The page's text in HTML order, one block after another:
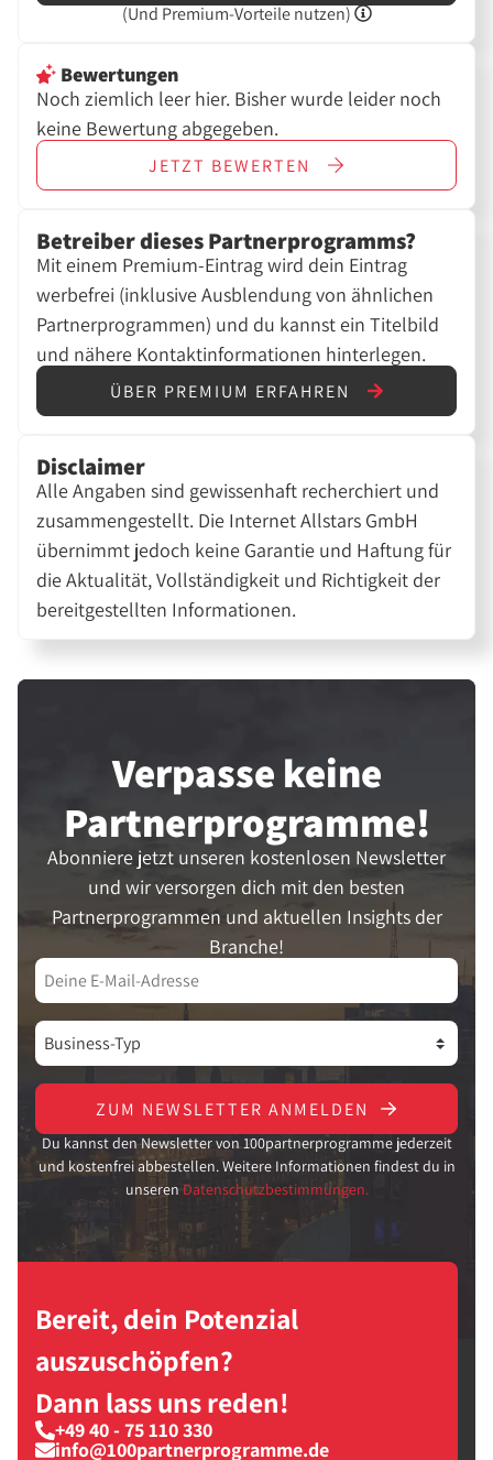
(Und Premium-Vorteile nutzen)
Bewertungen
Noch ziemlich leer hier. Bisher wurde leider noch
keine Bewertung abgegeben.
JETZT BEWERTEN
Betreiber dieses Partnerprogramms?
Mit einem Premium-Eintrag wird dein Eintrag
werbefrei (inklusive Ausblendung von ähnlichen
Partnerprogrammen) und du kannst ein Titelbild
und nähere Kontaktinformationen hinterlegen.
ÜBER PREMIUM ERFAHREN
Disclaimer
Alle Angaben sind gewissenhaft recherchiert und
zusammengestellt. Die Internet Allstars GmbH
übernimmt jedoch keine Garantie und Haftung für
die Aktualität, Vollständigkeit und Richtigkeit der
bereitgestellten Informationen.
Verpasse keine
Partner­programme!
Abonniere jetzt unseren kostenlosen Newsletter
und wir versorgen dich mit den besten
Partnerprogrammen und aktuellen Insights der
Branche!
ZUM NEWSLETTER ANMELDEN
Du kannst den Newsletter von 100partnerprogramme jederzeit
und kostenfrei abbestellen. Weitere Informationen findest du in
unseren Datenschutzbestimmungen.
Bereit, dein Potenzial
auszuschöpfen?
Dann lass uns reden!
+49 40 - 75 110 330
info@100partnerprogramme.de